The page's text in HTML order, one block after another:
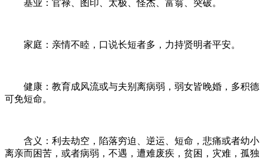
基业：官禄、图印、太极、怪杰、富翁、突破。
家庭：亲情不睦，口说长短者多，力持贤明者平安。
健康：教育成风流或与夫别离病弱，弱女皆晚婚，多积德
可免短命。
含义：利去劫空，陷落穷迫、逆运、短命，悲痛或者幼小
离亲而困苦，或者病弱，不遇，遭难废疾，贫困，灾难，孤独